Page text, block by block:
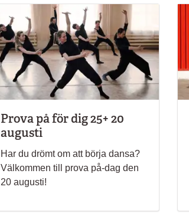
Prova på för dig 25+ 20
augusti
Har du drömt om att börja dansa?
Välkommen till prova på-dag den
20 augusti!